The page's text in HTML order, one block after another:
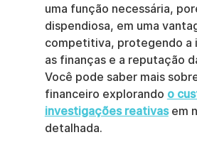
uma função necessária,
dispendiosa, em uma
competitiva, protegendo a
as finanças e a reputação
Você pode saber mais
financeiro explorando o
investigações reativas em
detalhada.